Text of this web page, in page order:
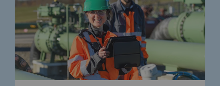
Appel à Manifestation d'Intérêt H2 et
Cartographie du réseau
Stratégie & Innovation
Stratégie & Innovation